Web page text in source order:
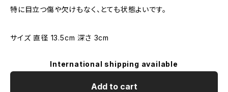
特に目立つ傷や欠けもなく、とても状態よいです。
サイズ 直径 13.5cm 深さ 3cm
International shipping available
Add to cart